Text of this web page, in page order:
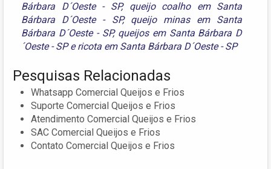
Bárbara D´Oeste - SP, queijo coalho em Santa
Bárbara D´Oeste - SP, queijo minas em Santa
Bárbara D´Oeste - SP, queijos em Santa Bárbara D
´Oeste - SPericota em Santa Bárbara D´Oeste - SP
Pesquisas Relacionadas
Whatsapp Comercial Queijos e Frios
Suporte Comercial Queijos e Frios
Atendimento Comercial Queijos e Frios
SAC Comercial Queijos e Frios
Contato Comercial Queijos e Frios